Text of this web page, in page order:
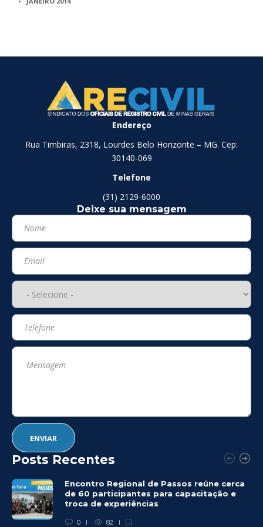
Endereço
Rua Timbiras, 2318, Lourdes Belo Horizonte – MG. Cep:
30140-069
Telefone
(31) 2129-6000
Deixe sua mensagem
Posts Recentes
Encontro Regional de Passos reúne cerca
de 60 participantes para capacitação e
troca de experiências
0 82